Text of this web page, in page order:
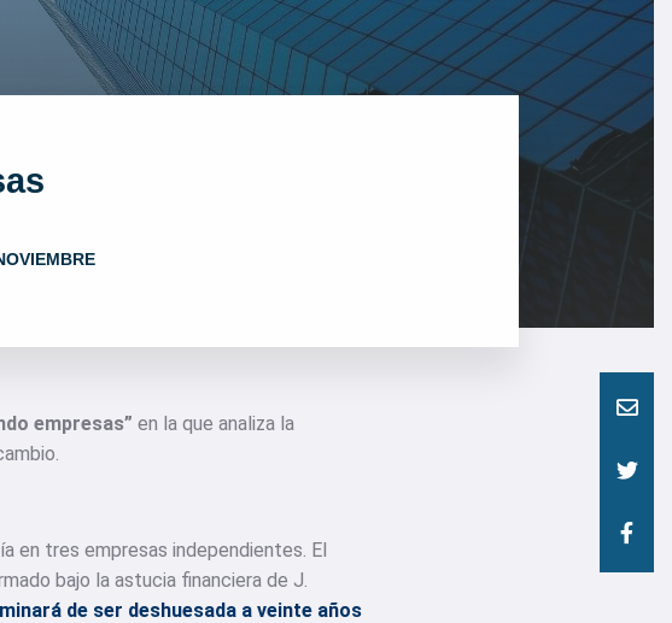
empresas” en la que analiza la
en tres empresas independientes. El
bajo la astucia financiera de J.
de ser deshuesada a veinte años